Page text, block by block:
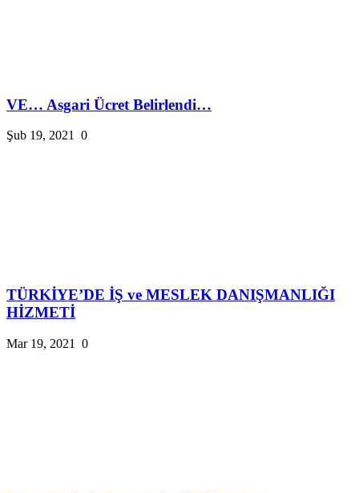
VE… Asgari Ücret Belirlendi…
Şub 19, 2021 0
TÜRKİYE’DE İŞ ve MESLEK DANIŞMANLIĞI
HİZMETİ
Mar 19, 2021 0